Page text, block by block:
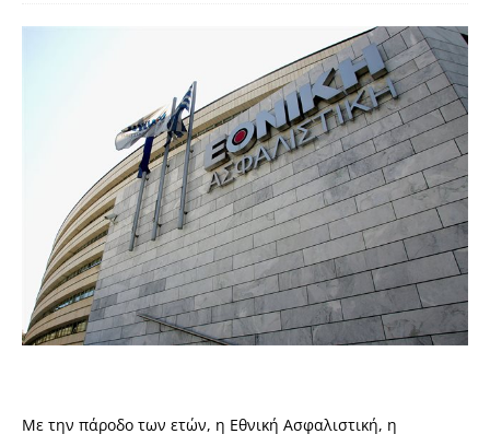
Με την πάροδο των ετών, η Εθνική Ασφαλιστική, η